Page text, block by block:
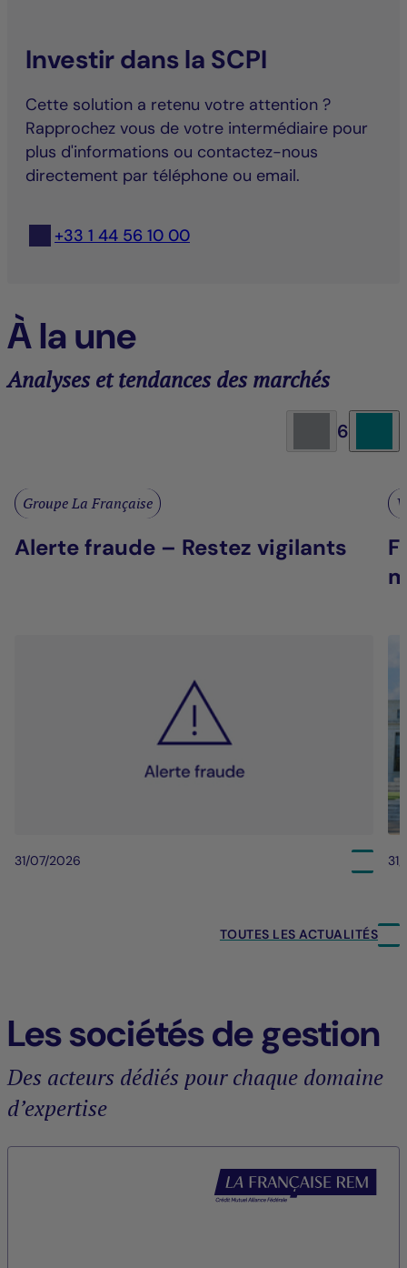
Investir dans la SCPI
Cette solution a retenu votre attention ?
Rapprochez vous de votre intermédiaire pour
plus d'informations ou contactez-nous
directement par téléphone ou email.
+33 1 44 56 10 00
À la une
Analyses et tendances des marchés
6
Groupe La Française
Alerte fraude – Restez vigilants
31/07/2026
TOUTES LES ACTUALITÉS
Les sociétés de gestion
Des acteurs dédiés pour chaque domaine
d’expertise